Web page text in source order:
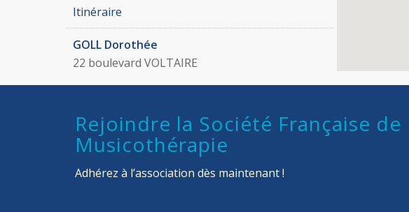
Itinéraire
GOLL Dorothée
22 boulevard VOLTAIRE
Email: dorothee.goll@gmail.com
Rejoindre la Société Française de
Musicothérapie
Adhérez à l’association dès maintenant !